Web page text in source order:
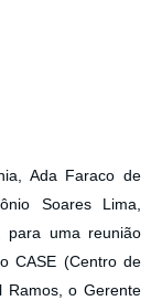
Ada Faraco de
Soares Lima,
para uma reunião
CASE (Centro de
Ramos, o Gerente